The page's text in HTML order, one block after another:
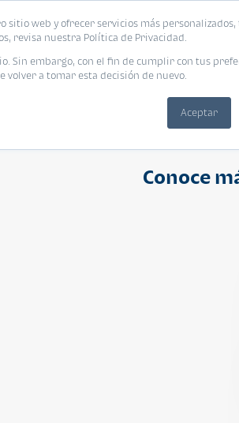
sitio web y ofrecer servicios más
revisa nuestra Política de Privacidad.
Sin embargo, con el fin de cumplir con tus
volver a tomar esta decisión de nuevo.
Aceptar
Conoce
Blog Encuentra tu